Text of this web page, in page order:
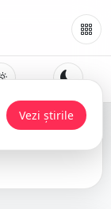
Vezi știrile